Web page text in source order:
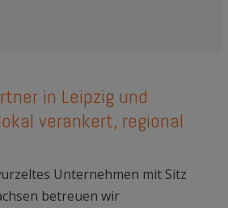
in Leipzig und
verankert, regional
Unternehmen mit Sitz
betreuen wir